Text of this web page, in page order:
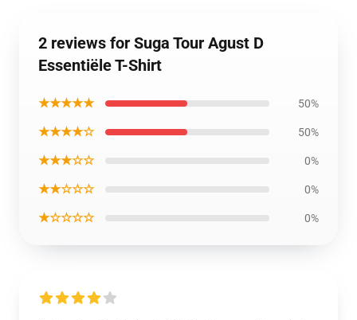
2 reviews for Suga Tour Agust D
Essentiële T-Shirt
★★★★★ 50%
★★★★☆ 50%
★★★☆☆ 0%
★★☆☆☆ 0%
★☆☆☆☆ 0%